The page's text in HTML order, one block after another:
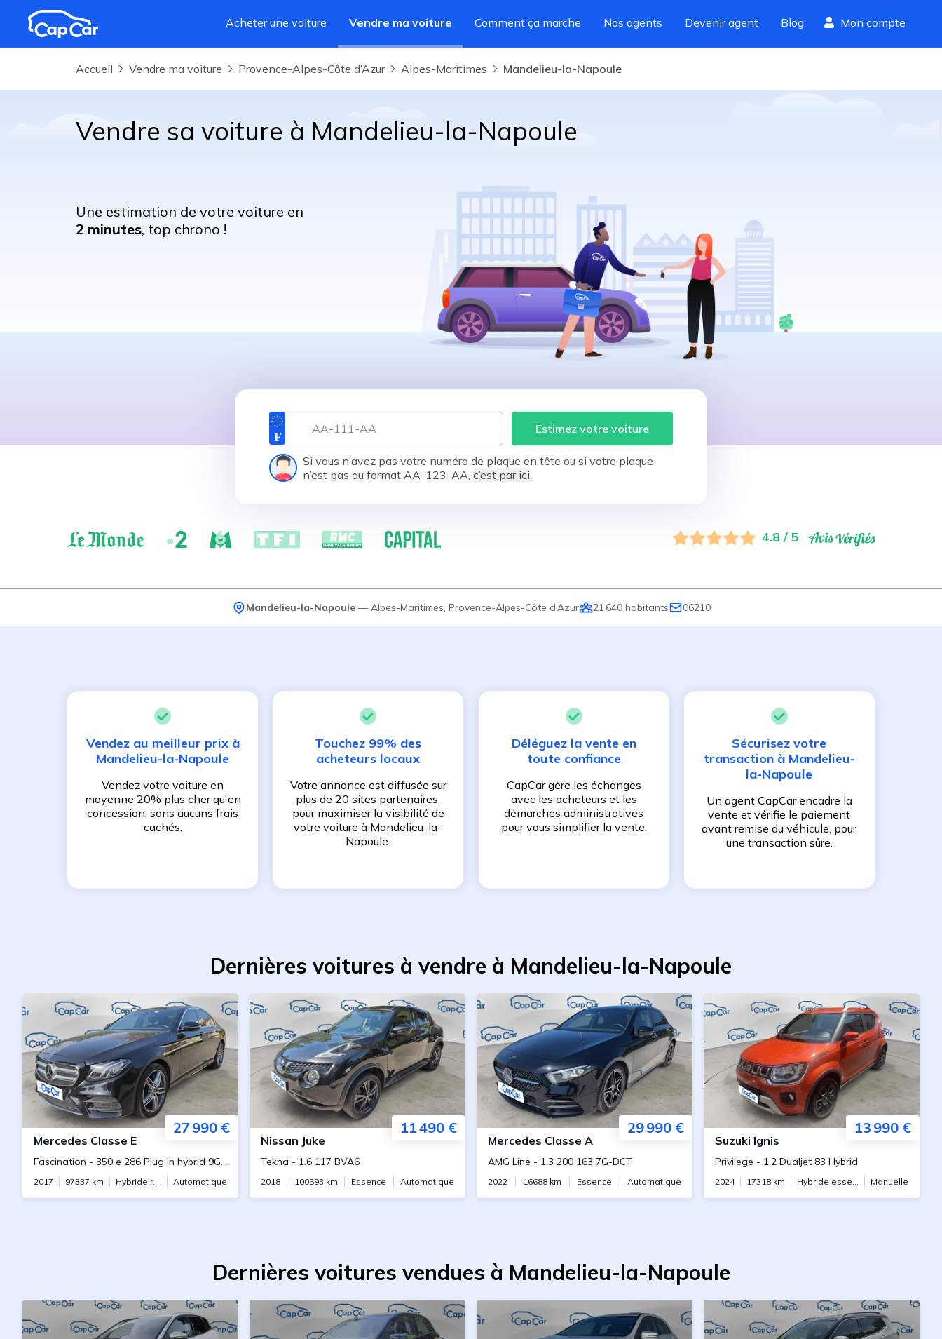
Aller au contenu principal
Acheter une voiture
Vendre ma voiture Comment ça marche Nos agents Devenir agent Blog Mon compte
Accueil Vendre ma voiture Provence-Alpes-Côte d’Azur Alpes-Maritimes Mandelieu-la-Napoule
Vendre sa voiture à Mandelieu-la-Napoule
Une estimation de votre voiture en
2 minutes, top chrono !
Estimez votre voiture
Si vous n’avez pas votre numéro de plaque en tête ou si votre plaque
n’est pas au format AA-123-AA, c’est par ici.
4.8 / 5
Mandelieu-la-Napoule— Alpes-Maritimes Provence-Alpes-Côte d’Azur 21 640habitants 06210
Vendez au meilleur prix à
Mandelieu-la-Napoule
Vendez votre voiture en
moyenne 20% plus cher qu'en
concession, sans aucuns frais
cachés.
Touchez 99% des
acheteurs locaux
Votre annonce est diffusée sur
plus de 20 sites partenaires,
pour maximiser la visibilité de
votre voiture à Mandelieu-la-
Napoule.
Déléguez la vente en
toute confiance
CapCar gère les échanges
avec les acheteurs et les
démarches administratives
pour vous simplifier la vente.
Sécurisez votre
transaction à Mandelieu-
la-Napoule
Un agent CapCar encadre la
vente et vérifie le paiement
avant remise du véhicule, pour
une transaction sûre.
Dernières voitures à vendre à Mandelieu-la-Napoule
27 990 €
Mercedes Classe E
Fascination - 350 e 286 Plug in hybrid 9G-TRONIC
2017 97337 km Hybride rechargeable Automatique
11 490 €
Nissan Juke
Tekna - 1.6 117 BVA6
2018 100593 km Essence Automatique
29 990 €
Mercedes Classe A
AMG Line - 1.3 200 163 7G-DCT
2022 16688 km Essence Automatique
13 990 €
Suzuki Ignis
Privilege - 1.2 Dualjet 83 Hybrid
2024 17318 km Hybride essence Manuelle
Dernières voitures vendues à Mandelieu-la-Napoule